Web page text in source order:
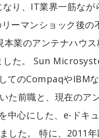
り、IT業界一筋なが
ーマンショック後の
業のアンテナハウス
た。 Sun
てのCompaqやIBM
た前職と、現在のア
中心にした、e-ドキ
した。 特に、2011